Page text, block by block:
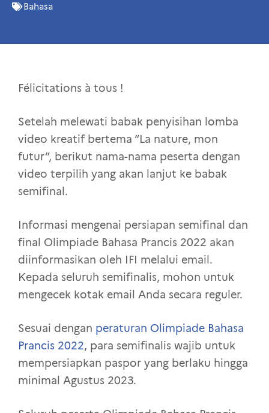
Bahasa
Félicitations à tous !
Setelah melewati babak penyisihan lomba
video kreatif bertema “La nature, mon
futur”, berikut nama-nama peserta dengan
video terpilih yang akan lanjut ke babak
semifinal.
Informasi mengenai persiapan semifinal dan
final Olimpiade Bahasa Prancis 2022 akan
diinformasikan oleh IFI melalui email.
Kepada seluruh semifinalis, mohon untuk
mengecek kotak email Anda secara reguler.
Sesuai dengan peraturan Olimpiade Bahasa
Prancis 2022, para semifinalis wajib untuk
mempersiapkan paspor yang berlaku hingga
minimal Agustus 2023.